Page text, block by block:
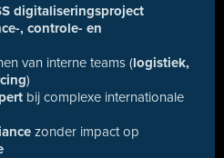
digitaliseringsproject
, controle- en
van interne teams (logistiek,
)
bij complexe internationale
zonder impact op